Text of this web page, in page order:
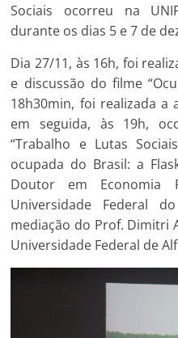
Sociais ocorreu na
durante os dias 5 e 7 de
Dia 27/11, às 16h, foi
e discussão do filme
18h30min, foi realizada a
em seguida, às 19h,
“Trabalho e Lutas
ocupada do Brasil: a
Doutor em Economia
Universidade Federal
mediação do Prof. Dimitri
Universidade Federal de